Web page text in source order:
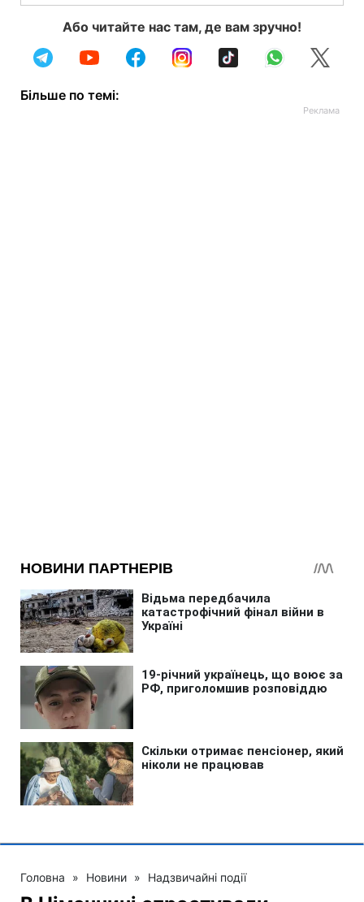
Або читайте нас там, де вам зручно!
Більше по темі:
Головна » Новини » Надзвичайні події